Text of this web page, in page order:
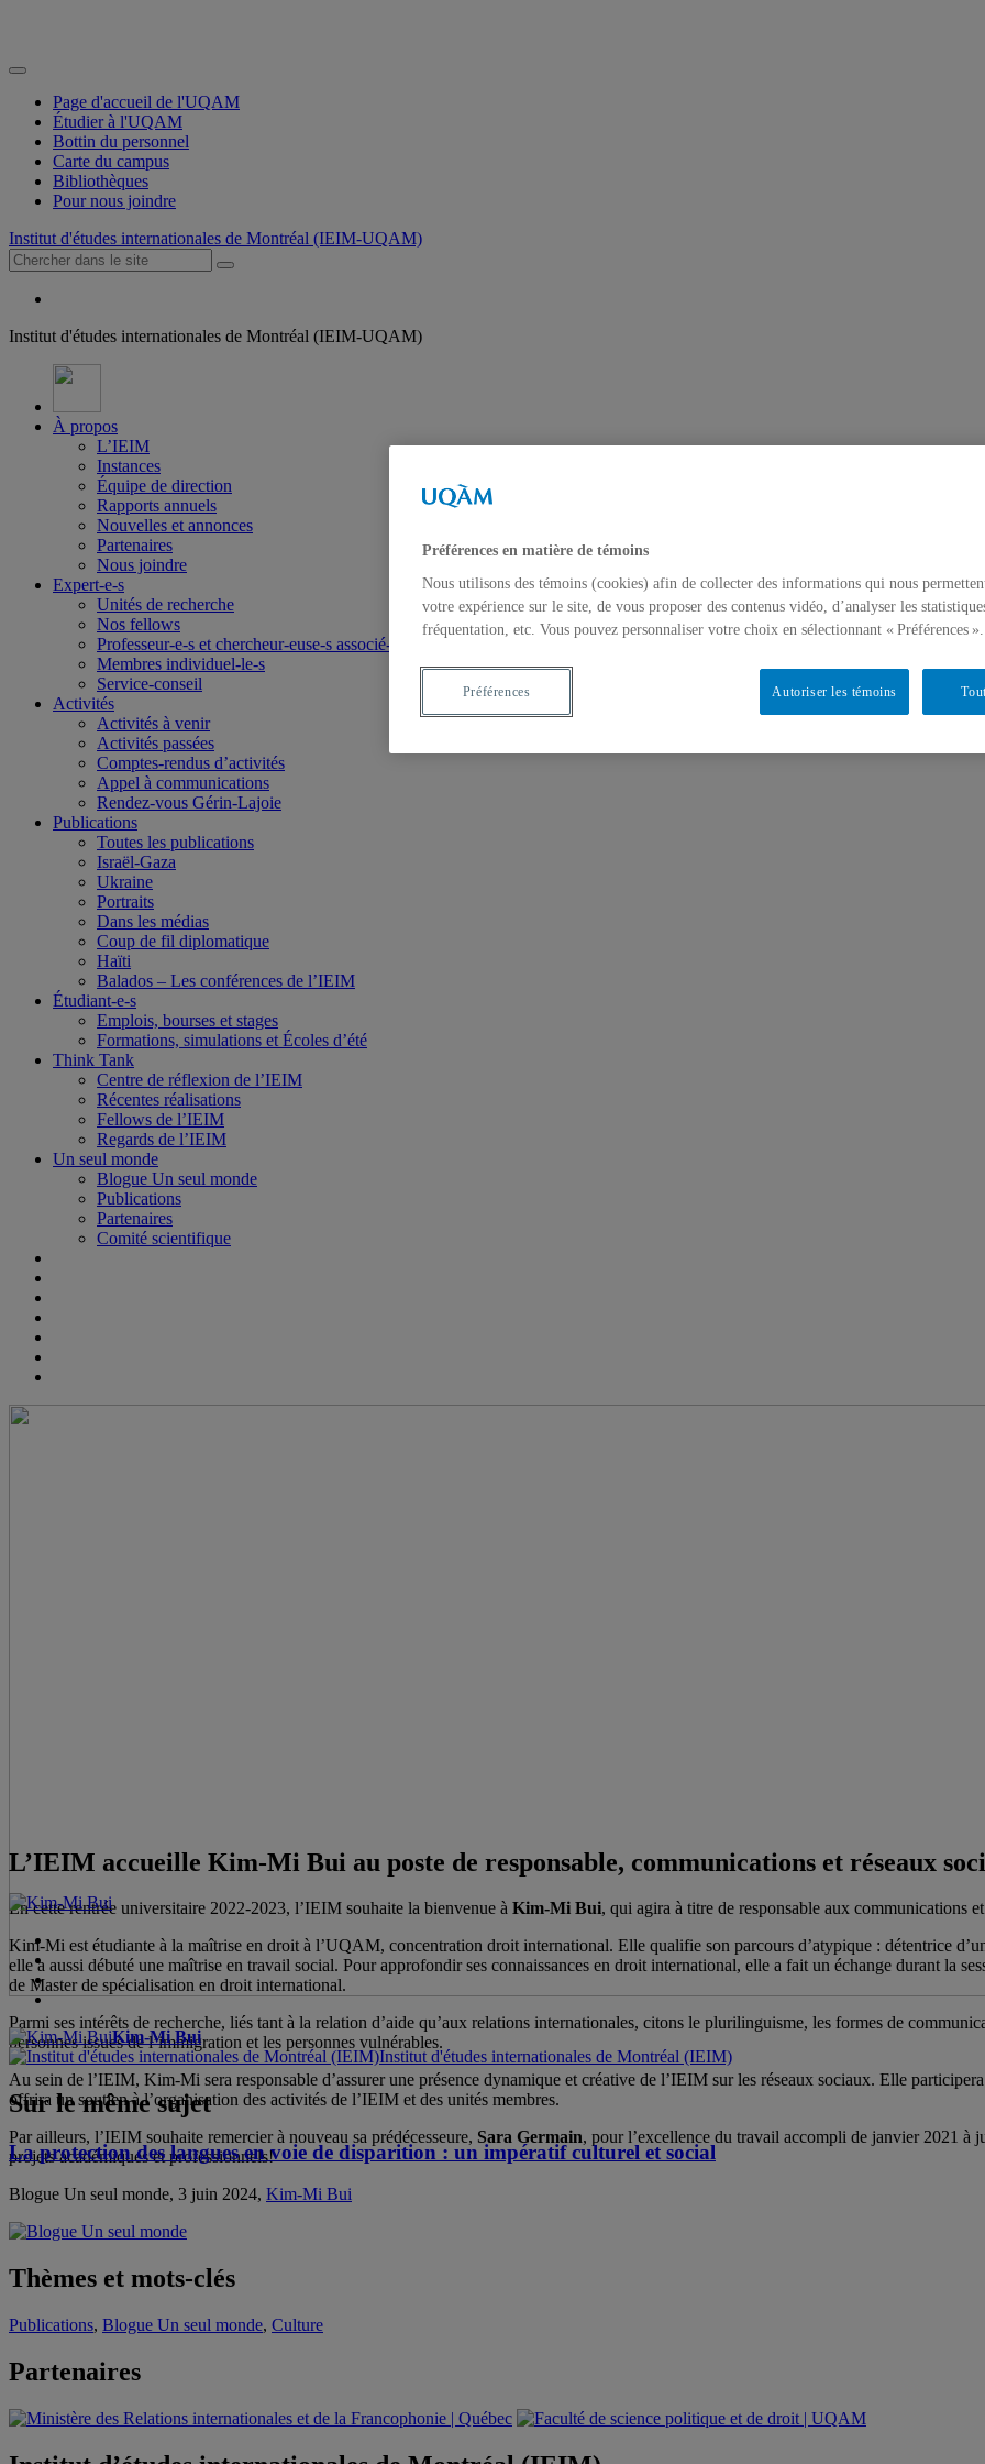
Page d'accueil de l'UQAM
Étudier à l'UQAM
Bottin du personnel
Carte du campus
Bibliothèques
Pour nous joindre
Institut d'études internationales de Montréal (IEIM-UQAM)
Institut d'études internationales de Montréal (IEIM-UQAM)
À propos
L’IEIM
Instances
Équipe de direction
Rapports annuels
Nouvelles et annonces
Partenaires
Nous joindre
Expert-e-s
Unités de recherche
Nos fellows
Professeur-e-s et chercheur-euse-s associé-e-s
Membres individuel-le-s
Service-conseil
Activités
Activités à venir
Activités passées
Comptes-rendus d’activités
Appel à communications
Rendez-vous Gérin-Lajoie
Publications
Toutes les publications
Israël-Gaza
Ukraine
Portraits
Dans les médias
Coup de fil diplomatique
Haïti
Balados – Les conférences de l’IEIM
Étudiant-e-s
Emplois, bourses et stages
Formations, simulations et Écoles d’été
Think Tank
Centre de réflexion de l’IEIM
Récentes réalisations
Fellows de l’IEIM
Regards de l’IEIM
Un seul monde
Blogue Un seul monde
Publications
Partenaires
Comité scientifique
L’IEIM accueille Kim-Mi Bui au poste de responsable, communications et réseaux
En cette rentrée universitaire 2022-2023, l’IEIM souhaite la bienvenue à Kim-Mi Bui, qui agira à titre de responsable aux communications
Kim-Mi est étudiante à la maîtrise en droit à l’UQAM, concentration droit international. Elle qualifie son parcours d’atypique : détentrice
elle a aussi débuté une maîtrise en travail social. Pour approfondir ses connaissances en droit international, elle a fait un échange durant la
de Master de spécialisation en droit international.
Parmi ses intérêts de recherche, liés tant à la relation d’aide qu’aux relations internationales, citons le plurilinguisme, les formes de
personnes issues de l’immigration et les personnes vulnérables.
Au sein de l’IEIM, Kim-Mi sera responsable d’assurer une présence dynamique et créative de l’IEIM sur les réseaux sociaux. Elle
offrira un soutien à l’organisation des activités de l’IEIM et des unités membres.
Par ailleurs, l’IEIM souhaite remercier à nouveau sa prédécesseure, Sara Germain, pour l’excellence du travail accompli de janvier 2021 à
projets académiques et professionnels!
Kim-Mi Bui
Institut d'études internationales de Montréal (IEIM)
Sur le même sujet
La protection des langues en voie de disparition : un impératif culturel et social
Blogue Un seul monde, 3 juin 2024, Kim-Mi Bui
Thèmes et mots-clés
Publications, Blogue Un seul monde, Culture
Partenaires
Préférences en matière de témoins
Nous utilisons des témoins (cookies) afin de collecter des informations qui nous
votre expérience sur le site, de vous proposer des contenus vidéo, d’analyser les
fréquentation, etc. Vous pouvez personnaliser votre choix en sélectionnant « Préférences ».
Autoriser les témoins
Préférences